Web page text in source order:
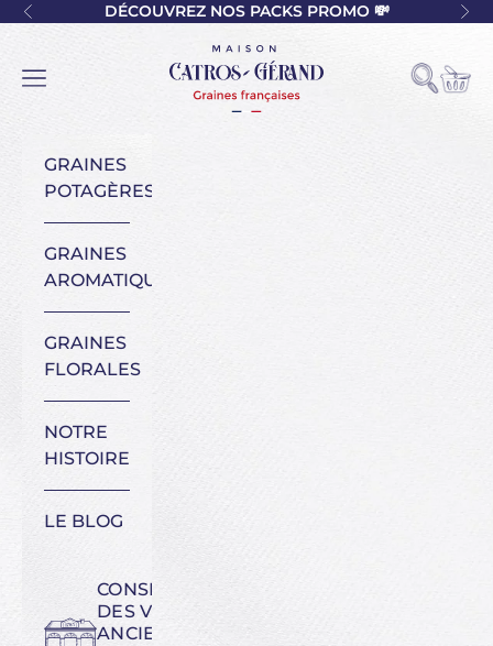
Passer au contenu
PrécédentDÉCOUVREZ NOS PACKS PROMO 💸
Maison Catros-Gérand
Ouvrir la navigation
Ouvrir la
Voir
GRAINES
POTAGÈRES
GRAINES
AROMATIQUES
GRAINES
FLORALES
NOTRE
HISTOIRE
LE BLOG
CONSERVATOIRE
DES VARIÉTÉS
ANCIENNES